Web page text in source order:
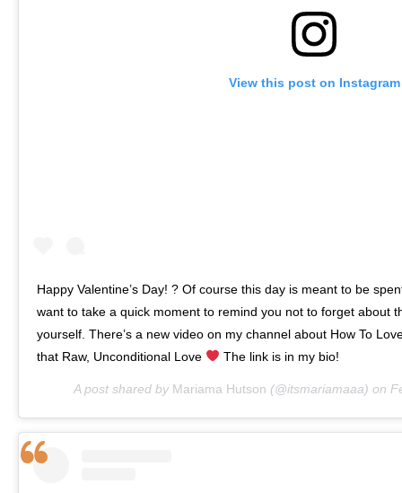
View this post on Instagram
Happy Valentine’s Day! ? Of course this day is meant to be
want to take a quick moment to remind you not to forget about
yourself. There’s a new video on my channel about How To
that Raw, Unconditional Love
The link is in my bio!
A post shared by Mariama Hutson (@itsmariamaaa) on